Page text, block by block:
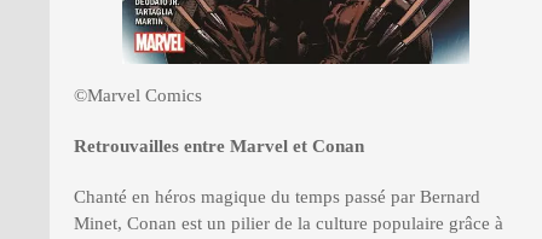
©Marvel Comics
Retrouvailles entre Marvel et Conan
Chanté en héros magique du temps passé par Bernard
Minet, Conan est un pilier de la culture populaire grâce à